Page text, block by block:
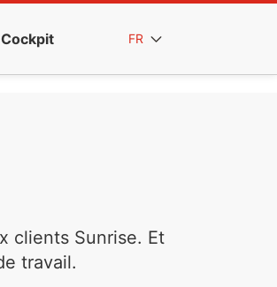
FR
clients Sunrise. Et
travail.